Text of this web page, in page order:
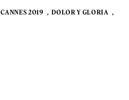
CANNES 2019
DOLOR Y GLORIA